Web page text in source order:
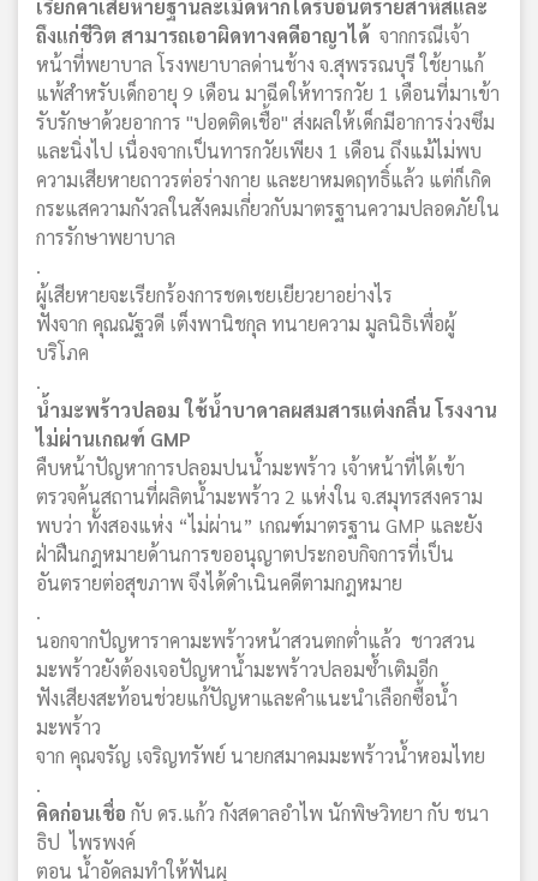
เรียกค่าเสียหายฐานละเมิดหากได้รับอันตรายสาหัสและ
ถึงแก่ชีวิต สามารถเอาผิดทางคดีอาญาได้ จากกรณีเจ้า
หน้าที่พยาบาล โรงพยาบาลด่านช้าง จ.สุพรรณบุรี ใช้ยาแก้
แพ้สำหรับเด็กอายุ 9 เดือน มาฉีดให้ทารกวัย 1 เดือนที่มาเข้า
รับรักษาด้วยอาการ "ปอดติดเชื้อ" ส่งผลให้เด็กมีอาการง่วงซึม
และนิ่งไป เนื่องจากเป็นทารกวัยเพียง 1 เดือน ถึงแม้ไม่พบ
ความเสียหายถาวรต่อร่างกาย และยาหมดฤทธิ์แล้ว แต่ก็เกิด
กระแสความกังวลในสังคมเกี่ยวกับมาตรฐานความปลอดภัยใน
การรักษาพยาบาล
.
ผู้เสียหายจะเรียกร้องการชดเชยเยียวยาอย่างไร
ฟังจาก คุณณัฐวดี เต็งพานิชกุล ทนายความ มูลนิธิเพื่อผู้
บริโภค
.
น้ำมะพร้าวปลอม ใช้น้ำบาดาลผสมสารแต่งกลิ่น โรงงาน
ไม่ผ่านเกณฑ์ GMP
คืบหน้าปัญหาการปลอมปนน้ำมะพร้าว เจ้าหน้าที่ได้เข้า
ตรวจค้นสถานที่ผลิตน้ำมะพร้าว 2 แห่งใน จ.สมุทรสงคราม
พบว่า ทั้งสองแห่ง “ไม่ผ่าน” เกณฑ์มาตรฐาน GMP และยัง
ฝ่าฝืนกฎหมายด้านการขออนุญาตประกอบกิจการที่เป็น
อันตรายต่อสุขภาพ จึงได้ดำเนินคดีตามกฎหมาย
.
นอกจากปัญหาราคามะพร้าวหน้าสวนตกต่ำแล้ว ชาวสวน
มะพร้าวยังต้องเจอปัญหาน้ำมะพร้าวปลอมซ้ำเติมอีก
ฟังเสียงสะท้อนช่วยแก้ปัญหาและคำแนะนำเลือกซื้อน้ำ
มะพร้าว
จาก คุณจรัญ เจริญทรัพย์ นายกสมาคมมะพร้าวน้ำหอมไทย
.
คิดก่อนเชื่อ กับ ดร.แก้ว กังสดาลอำไพ นักพิษวิทยา กับ ชนา
ธิป ไพรพงค์
ตอน น้ำอัดลมทำให้ฟันผุ